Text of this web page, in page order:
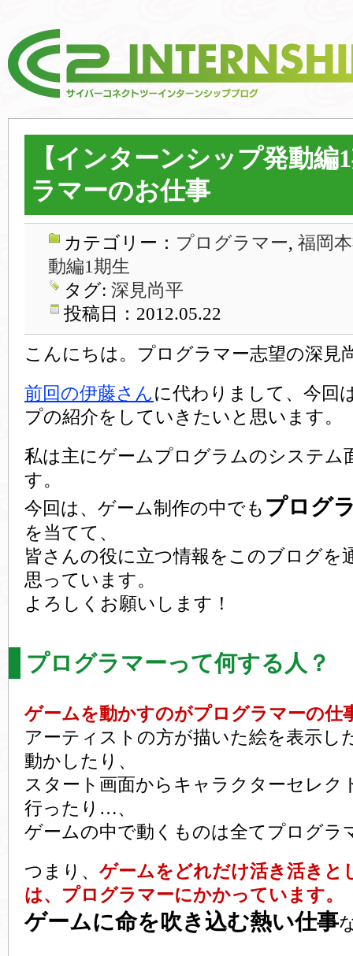
【インターンシップ発動編
ラマーのお仕事
カテゴリー： プログラマー, 福岡
動編1期生
タグ: 深見尚平
投稿日：2012.05.22
こんにちは。プログラマー志望の深見
前回の伊藤さんに代わりまして、今回
プの紹介をしていきたいと思います。
私は主にゲームプログラムのシステム
す。
今回は、ゲーム制作の中でも プログ
を当てて、
皆さんの役に立つ情報をこのブログを
思っています。
よろしくお願いします！
プログラマーって何する人？
ゲームを動かすのがプログラマーの仕
アーティストの方が描いた絵を表示し
動かしたり、
スタート画面からキャラクターセレク
行ったり…、
ゲームの中で動くものは全てプログラ
つまり、 ゲームをどれだけ活き活きと
は、プログラマーにかかっています。
ゲームに命を吹き込む熱い仕事